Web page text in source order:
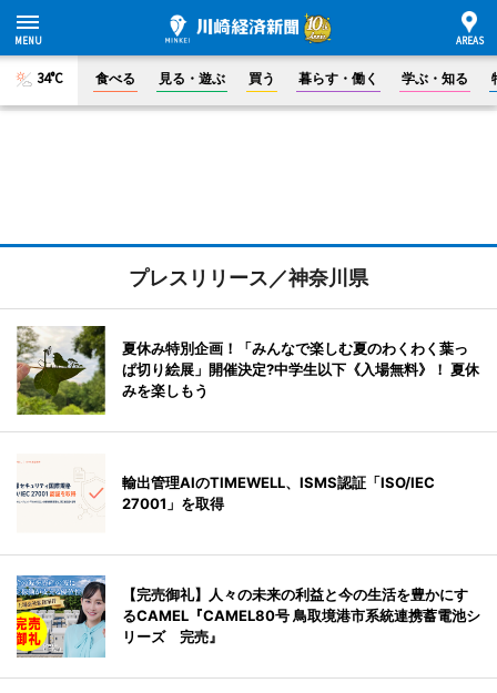
34°C 食べる 見る・遊ぶ 買う 暮らす・働く 学ぶ・知る
プレスリリース／神奈川県
夏休み特別企画！「みんなで楽しむ夏のわくわく葉っ
ぱ切り絵展」開催決定?中学生以下《入場無料》！ 夏休
みを楽しもう
輸出管理AIのTIMEWELL、ISMS認証「ISO/IEC
27001」を取得
【完売御礼】人々の未来の利益と今の生活を豊かにす
るCAMEL『CAMEL80号 鳥取境港市系統連携蓄電池シ
リーズ 完売』